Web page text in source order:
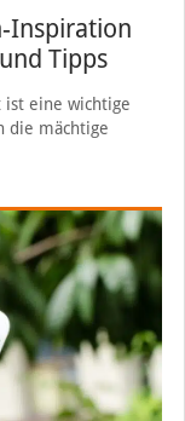
Inspiration
Tipps
ist eine wichtige
die mächtige